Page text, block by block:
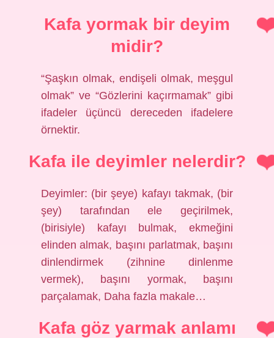
Kafa yormak bir deyim
midir?
“Şaşkın olmak, endişeli olmak, meşgul
olmak” ve “Gözlerini kaçırmamak” gibi
ifadeler üçüncü dereceden ifadelere
örnektir.
Kafa ile deyimler nelerdir?
Deyimler: (bir şeye) kafayı takmak, (bir
şey) tarafından ele geçirilmek,
(birisiyle) kafayı bulmak, ekmeğini
elinden almak, başını parlatmak, başını
dinlendirmek (zihnine dinlenme
vermek), başını yormak, başını
parçalamak, Daha fazla makale…
Kafa göz yarmak anlamı